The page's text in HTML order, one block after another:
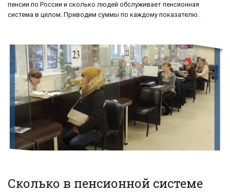
пенсии по России и сколько людей обслуживает пенсионная
система в целом. Приводим суммы по каждому показателю.
Сколько в пенсионной системе